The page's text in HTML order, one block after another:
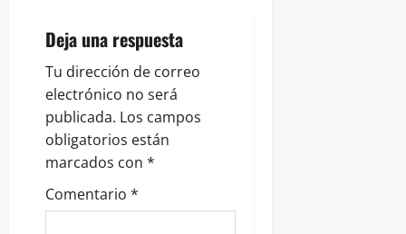
t
r
a
d
a
s
Deja una respuesta
Tu dirección de correo
electrónico no será
publicada. Los campos
obligatorios están
marcados con *
Comentario *